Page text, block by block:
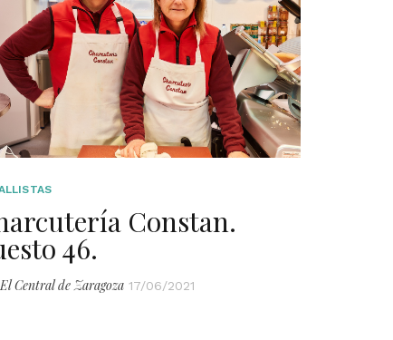
Constan.
46.
El Central de Zaragoza 17/06/2021